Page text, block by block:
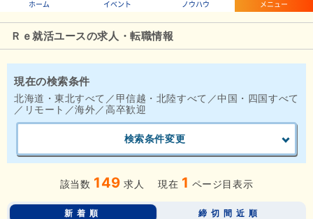
ホーム イベント ノウハウ メニュー
Ｒｅ就活ユースの求人・転職情報
現在の検索条件
北海道・東北すべて／甲信越・北陸すべて／中国・四国すべて
／リモート／海外／高卒歓迎
検索条件変更
該当数 149 求人 現在 1 ページ目表示
新着順 締切間近順